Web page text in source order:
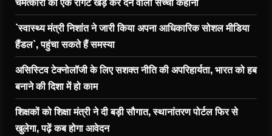
`स्वास्थ्य मंत्री निशांत ने जारी किया अपना आधिकारिक सोशल मीडिया
हैंडल`, पहुंचा सकते हैं समस्या
असिस्टिव टेक्नोलॉजी के लिए सशक्त नीति की अपरिहार्यता, भारत को हब
बनाने की दिशा में हो काम
शिक्षकों को शिक्षा मंत्री ने दी बड़ी सौगात, स्थानांतरण पोर्टल फिर से
खुलेगा, पढ़ें कब होगा आवेदन